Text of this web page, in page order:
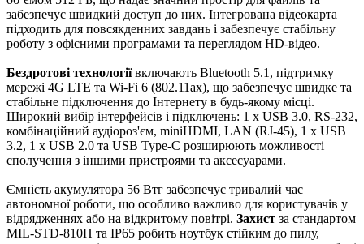
забезпечує швидкий доступ до них. Інтегрована відеокарта
підходить для повсякденних завдань і забезпечує стабільну
роботу з офісними програмами та переглядом HD-відео.
Бездротові технологіївключають Bluetooth 5.1, підтримку
мережі 4G LTE та Wi-Fi 6 (802.11ax), що забезпечує швидке та
стабільне підключення до Інтернету в будь-якому місці.
Широкий вибір інтерфейсів і підключень: 1 x USB 3.0, RS-232,
комбінаційний аудіороз'єм, miniHDMI, LAN (RJ-45), 1 х USB
3.2, 1 х USB 2.0 та USB Type-C розширюють можливості
сполучення з іншими пристроями та аксесуарами.
Ємність акумулятора 56 Втг забезпечує тривалий час
автономної роботи, що особливо важливо для користувачів у
відрядженнях або на відкритому повітрі. Захист за стандартом
MIL-STD-810H та IP65 робить ноутбук стійким до пилу,